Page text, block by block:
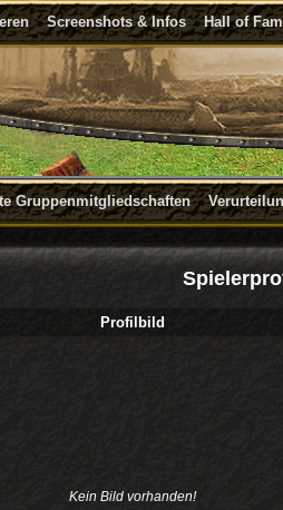
Screenshots & Infos Hall of
Gruppenmitgliedschaften
Profilbild
Kein Bild vorhanden!